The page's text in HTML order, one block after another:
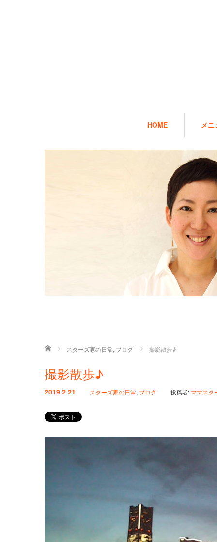
HOME メ
ホーム スターズ家の日常, ブログ 撮影散歩♪
撮影散歩♪
2019.2.21 スターズ家の日常, ブログ 投稿者: ママスタ